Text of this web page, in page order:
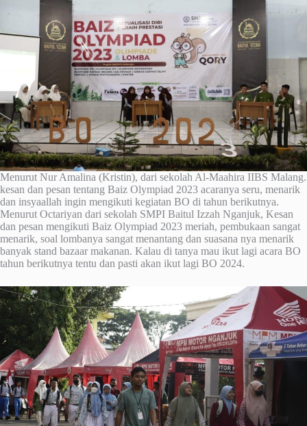
Menurut Nur Amalina (Kristin), dari sekolah Al-Maahira IIBS Malang.
kesan dan pesan tentang Baiz Olympiad 2023 acaranya seru, menarik
dan insyaallah ingin mengikuti kegiatan BO di tahun berikutnya.
Menurut Octariyan dari sekolah SMPI Baitul Izzah Nganjuk, Kesan
dan pesan mengikuti Baiz Olympiad 2023 meriah, pembukaan sangat
menarik, soal lombanya sangat menantang dan suasana nya menarik
banyak stand bazaar makanan. Kalau di tanya mau ikut lagi acara BO
tahun berikutnya tentu dan pasti akan ikut lagi BO 2024.